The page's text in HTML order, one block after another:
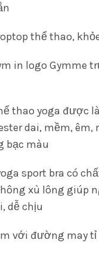
thể thao,
in logo Gymme
thao yoga được
dai, mềm, êm,
bạc màu
sport bra có
xù lông giúp
dễ chịu
với đường may